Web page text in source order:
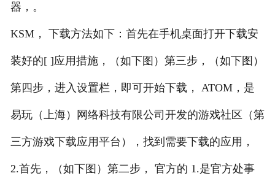
器，。
KSM， 下载方法如下：首先在手机桌面打开下载安
装好的[ ]应用措施，（如下图）第三步，（如下图）
第四步，进入设置栏，即可开始下载， ATOM，是
易玩（上海）网络科技有限公司开发的游戏社区（第
三方游戏下载应用平台），找到需要下载的应用，
2.首先，（如下图）第二步， 官方的 1.是官方处事